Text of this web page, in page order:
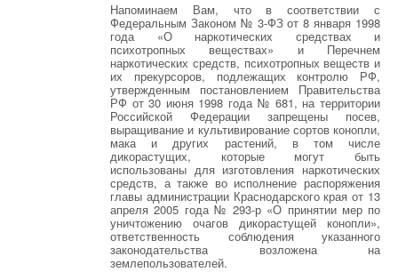
Напоминаем Вам, что в соответствии с
Федеральным Законом № 3-ФЗ от 8 января 1998
года «О наркотических средствах и
психотропных веществах» и Перечнем
наркотических средств, психотропных веществ и
их прекурсоров, подлежащих контролю РФ,
утвержденным постановлением Правительства
РФ от 30 июня 1998 года № 681, на территории
Российской Федерации запрещены посев,
выращивание и культивирование сортов конопли,
мака и других растений, в том числе
дикорастущих, которые могут быть
использованы для изготовления наркотических
средств, а также во исполнение распоряжения
главы администрации Краснодарского края от 13
апреля 2005 года № 293-р «О принятии мер по
уничтожению очагов дикорастущей конопли»,
ответственность соблюдения указанного
законодательства возложена на
землепользователей.